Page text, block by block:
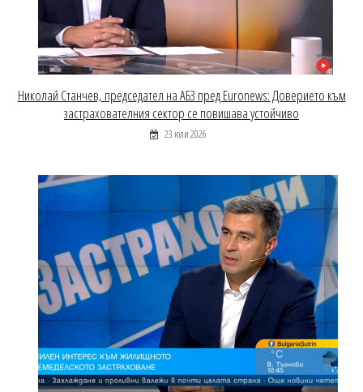
Николай Станчев, председател на АБЗ пред Euronews: Доверието към
застрахователния сектор се повишава устойчиво
23 юли 2026